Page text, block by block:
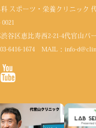
スポーツ・栄養クリニック
谷区恵比寿西2-21-4代官山パ
03-6416-1674MAIL： info-